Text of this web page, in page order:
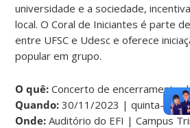
universidade e a sociedade,
local. O Coral de Iniciantes é parte
entre UFSC e Udesc e oferece
popular em grupo.
O quê: Concerto de encerramento
Quando: 30/11/2023 | quinta-
Onde:Auditório do EFI | Campus